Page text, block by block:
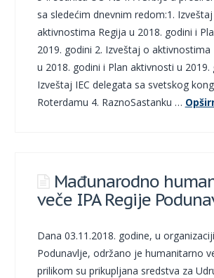
sa sledećim dnevnim redom:1.
aktivnostima Regija u 2018. godini i
2019. godini 2. Izveštaj o aktivnostima
u 2018. godini i Plan aktivnosti u 2019.
Izveštaj IEC delegata sa svetskog
Roterdamu 4. RaznoSastanku …
Mađunarodno
veče IPA Regije
Dana 03.11.2018. godine, u
Podunavlje, održano je humanitarno
prilikom su prikupljana sredstva za